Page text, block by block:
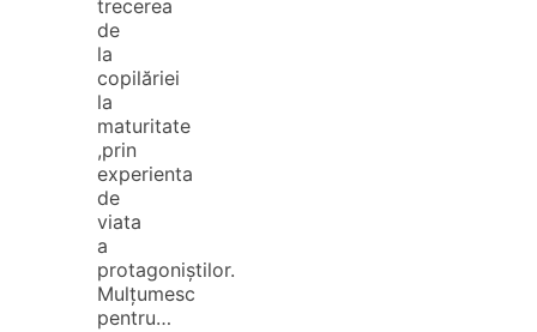
trecerea
de
la
copilăriei
la
maturitate
,prin
experienta
de
viata
a
protagoniștilor.
Mulțumesc
pentru…